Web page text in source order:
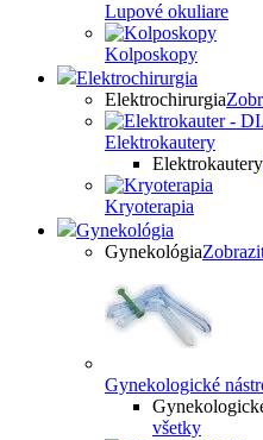
Lupové okuliare
Kolposkopy
Elektrochirurgia
Elektrochirurgia
Elektrokautery
Elektrokautery
Kryoterapia
Gynekológia
Gynekológia
Gynekologické
všetky